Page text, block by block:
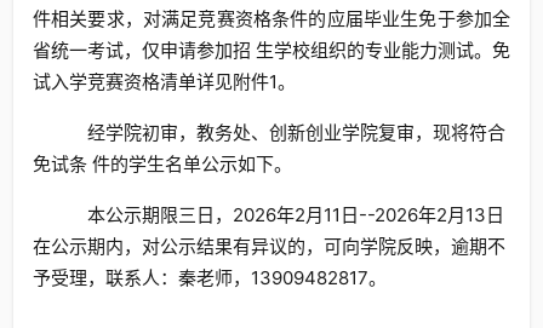
件相关要求，对满足竞赛资格条件的应届毕业生免于参加全
省统一考试，仅申请参加招 生学校组织的专业能力测试。免
试入学竞赛资格清单详见附件1。
经学院初审，教务处、创新创业学院复审，现将符合
免试条 件的学生名单公示如下。
本公示期限三日，2026年2月11日--2026年2月13日
在公示期内，对公示结果有异议的，可向学院反映，逾期不
予受理，联系人：秦老师，13909482817。